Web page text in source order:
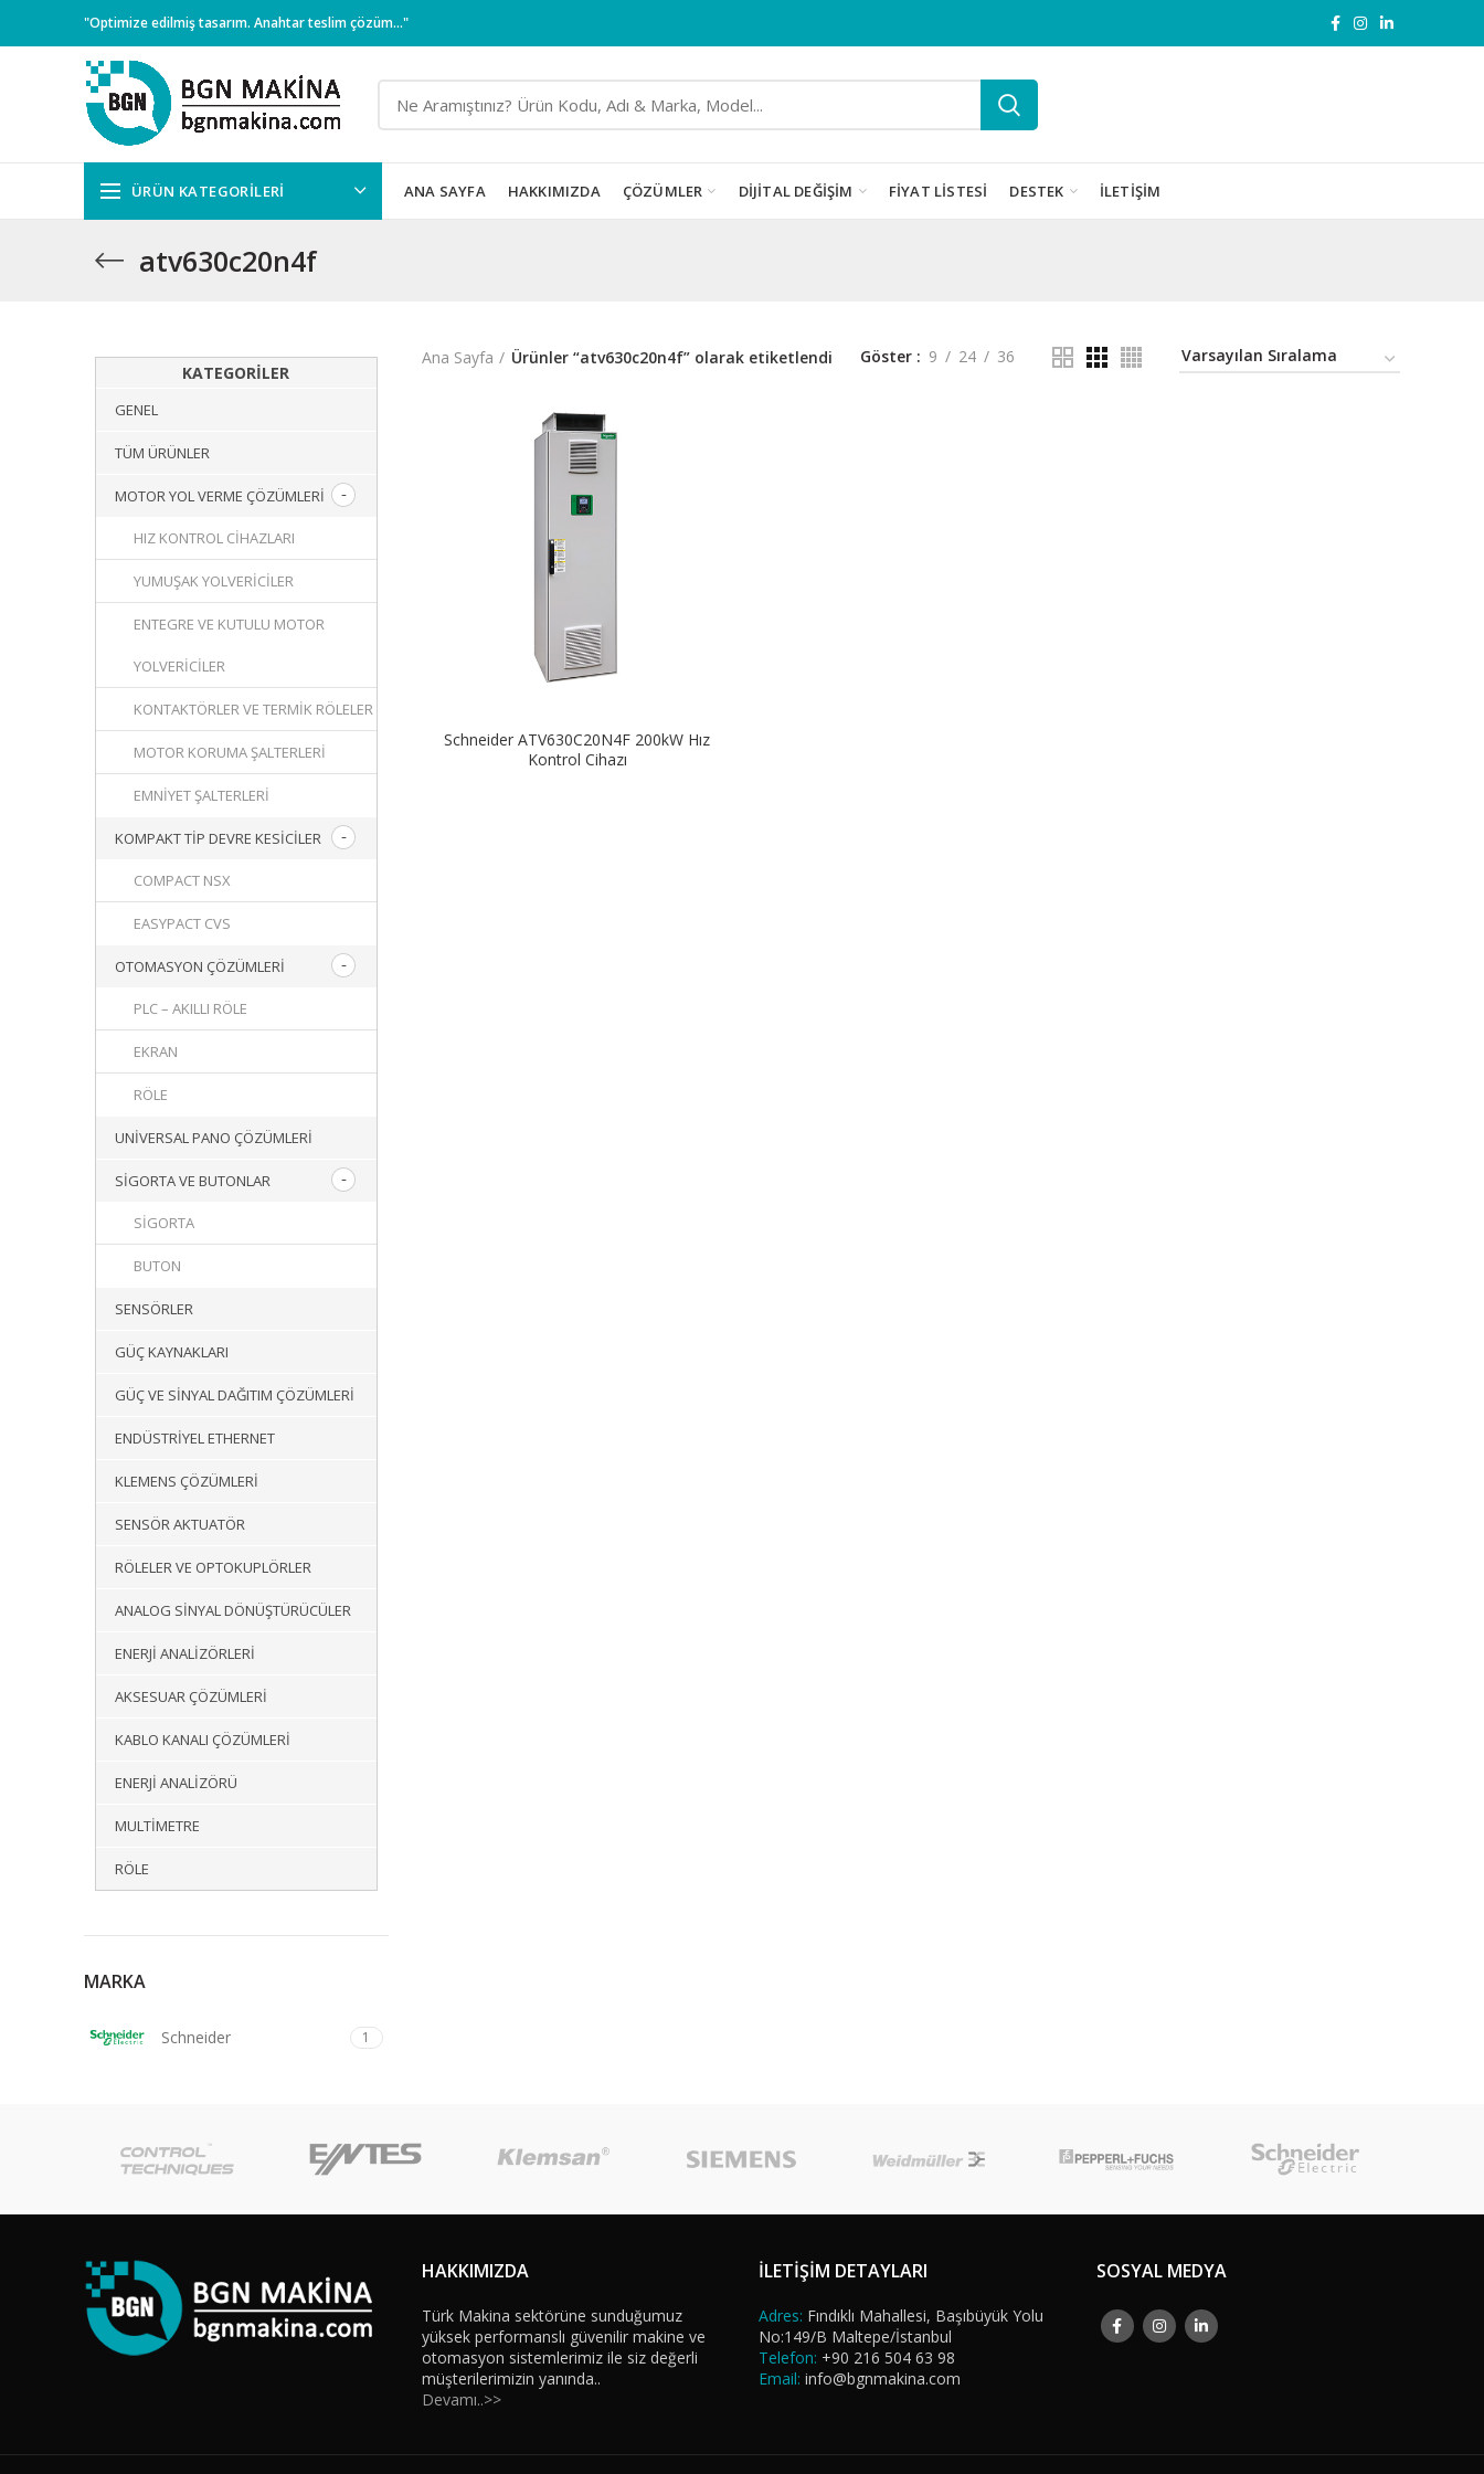
"Optimize edilmiş tasarım. Anahtar teslim çözüm..."
ÜRÜN KATEGORILERI ANA SAYFA HAKKIMIZDA ÇÖZÜMLER DIJITAL DEĞIŞIM FIYAT LISTESI DESTEK İLETIŞIM
atv630c20n4f
KATEGORILER
GENEL
TÜM ÜRÜNLER
MOTOR YOL VERME ÇÖZÜMLERI
HIZ KONTROL CIHAZLARI
YUMUŞAK YOLVERICILER
ENTEGRE VE KUTULU MOTOR
YOLVERICILER
KONTAKTÖRLER VE TERMIK RÖLELER
MOTOR KORUMA ŞALTERLERI
EMNIYET ŞALTERLERI
KOMPAKT TIP DEVRE KESICILER
COMPACT NSX
EASYPACT CVS
OTOMASYON ÇÖZÜMLERI
PLC – AKILLI RÖLE
EKRAN
RÖLE
UNIVERSAL PANO ÇÖZÜMLERI
SIGORTA VE BUTONLAR
SIGORTA
BUTON
SENSÖRLER
GÜÇ KAYNAKLARI
GÜÇ VE SINYAL DAĞITIM ÇÖZÜMLERI
ENDÜSTRIYEL ETHERNET
KLEMENS ÇÖZÜMLERI
SENSÖR AKTUATÖR
RÖLELER VE OPTOKUPLÖRLER
ANALOG SINYAL DÖNÜŞTÜRÜCÜLER
ENERJI ANALIZÖRLERI
AKSESUAR ÇÖZÜMLERI
KABLO KANALI ÇÖZÜMLERI
ENERJI ANALIZÖRÜ
MULTIMETRE
RÖLE
MARKA
Schneider 1
Ana Sayfa Ürünler “atv630c20n4f” olarak etiketlendi Göster 9 24 36
Schneider ATV630C20N4F 200kW Hız
Kontrol Cihazı
HAKKIMIZDA
Türk Makina sektörüne sunduğumuz
yüksek performanslı güvenilir makine ve
otomasyon sistemlerimiz ile siz değerli
müşterilerimizin yanında..
Devamı..>>
İLETİŞİM DETAYLARI
Adres: Fındıklı Mahallesi, Başıbüyük Yolu
No:149/B Maltepe/İstanbul
Telefon: +90 216 504 63 98
Email: info@bgnmakina.com
SOSYAL MEDYA